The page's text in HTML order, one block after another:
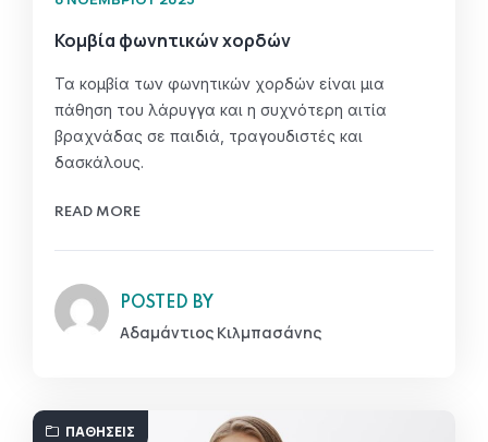
Κομβία φωνητικών χορδών
Τα κομβία των φωνητικών χορδών είναι μια
πάθηση του λάρυγγα και η συχνότερη αιτία
βραχνάδας σε παιδιά, τραγουδιστές και
δασκάλους.
READ MORE
POSTED BY
Αδαμάντιος Κιλμπασάνης
ΠΑΘΉΣΕΙΣ